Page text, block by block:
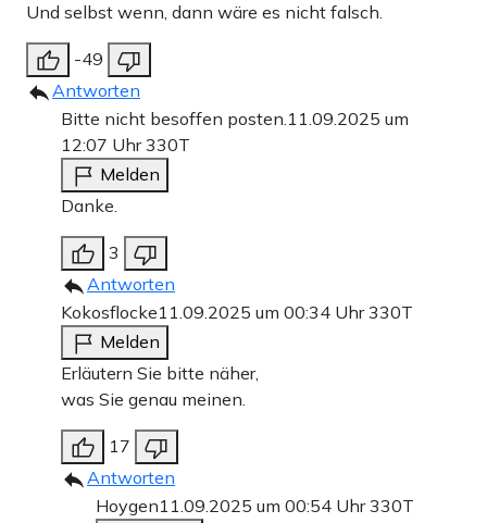
Und selbst wenn, dann wäre es nicht falsch.
-49
Antworten
Bitte nicht besoffen posten.11.09.2025 um
12:07 Uhr330T
Melden
Danke.
3
Antworten
Kokosflocke11.09.2025 um 00:34 Uhr330T
Melden
Erläutern Sie bitte näher,
was Sie genau meinen.
17
Antworten
Hoygen11.09.2025 um 00:54 Uhr330T